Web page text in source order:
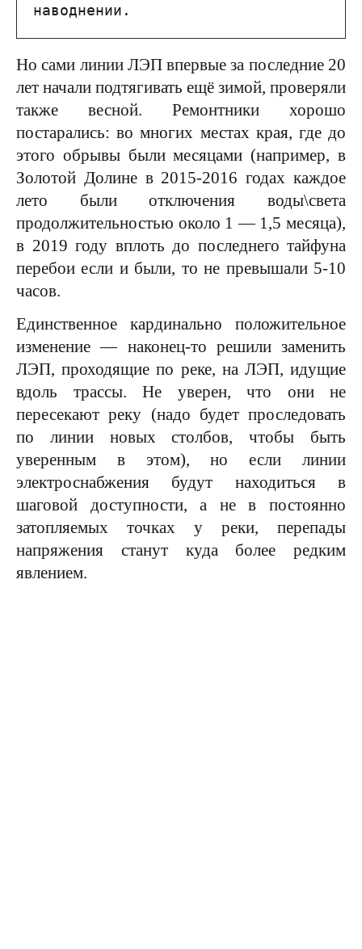
наводнении.
Но сами линии ЛЭП впервые за последние 20
лет начали подтягивать ещё зимой, проверяли
также весной. Ремонтники хорошо
постарались: во многих местах края, где до
этого обрывы были месяцами (например, в
Золотой Долине в 2015-2016 годах каждое
лето были отключения воды\света
продолжительностью около 1 — 1,5 месяца),
в 2019 году вплоть до последнего тайфуна
перебои если и были, то не превышали 5-10
часов.
Единственное кардинально положительное
изменение — наконец-то решили заменить
ЛЭП, проходящие по реке, на ЛЭП, идущие
вдоль трассы. Не уверен, что они не
пересекают реку (надо будет проследовать
по линии новых столбов, чтобы быть
уверенным в этом), но если линии
электроснабжения будут находиться в
шаговой доступности, а не в постоянно
затопляемых точках у реки, перепады
напряжения станут куда более редким
явлением.